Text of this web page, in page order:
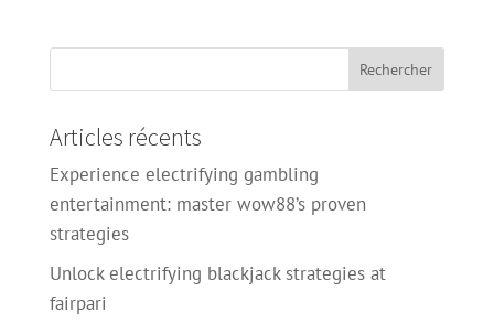
Articles récents
Experience electrifying gambling
entertainment: master wow88’s proven
strategies
Unlock electrifying blackjack strategies at
fairpari